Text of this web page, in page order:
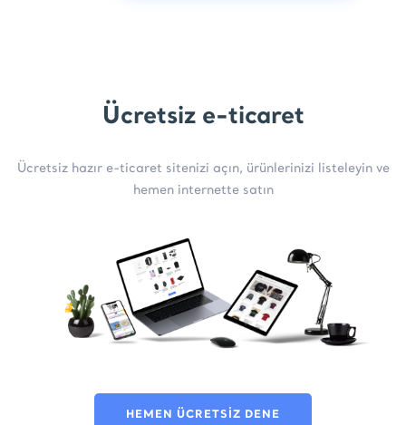
Ücretsiz e-ticaret
Ücretsiz hazır e-ticaret sitenizi açın, ürünlerinizi listeleyin ve
hemen internette satın
HEMEN ÜCRETSİZ DENE